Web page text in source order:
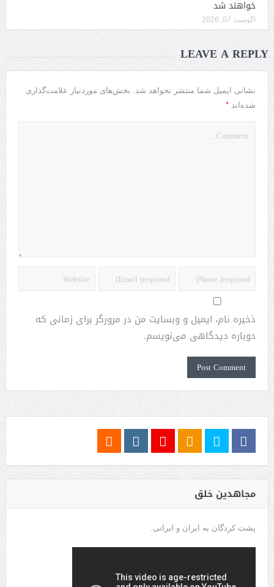
خواهند شد
آگوست 07, 2026
LEAVE A REPLY
نشانی ایمیل شما منتشر نخواهد شد. بخش‌های موردنیاز علامت‌گذاری
شده‌اند *
ذخیره نام، ایمیل و وبسایت من در مرورگر برای زمانی که
دوباره دیدگاهی می‌نویسم.
مجاهدین خلق
پشت کردگان به ایران و ایرانی.